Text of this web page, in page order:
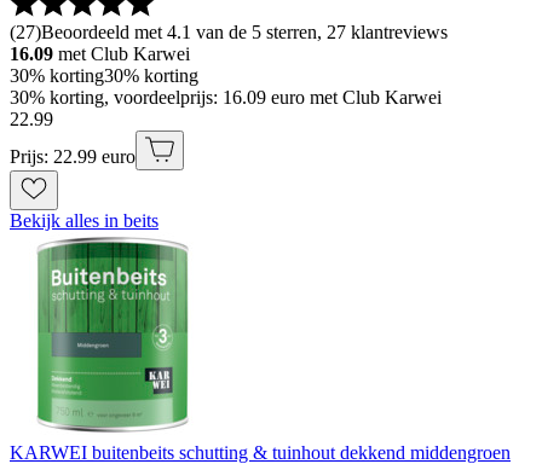
(27)Beoordeeld met 4.1 van de 5 sterren, 27 klantreviews
16.09 met Club Karwei
30% korting30% korting
30% korting, voordeelprijs: 16.09 euro met Club Karwei
22.99
Prijs: 22.99 euro
Bekijk alles in beits
KARWEI buitenbeits schutting & tuinhout dekkend middengroen